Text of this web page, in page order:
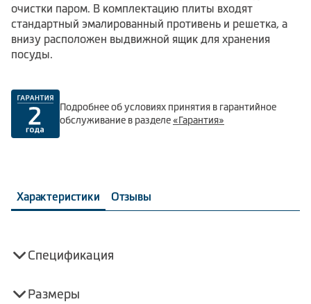
очистки паром. В комплектацию плиты входят
стандартный эмалированный противень и решетка, а
внизу расположен выдвижной ящик для хранения
посуды.
Подробнее об условиях принятия в гарантийное
обслуживание в разделе«Гарантия»
Характеристики Отзывы
Спецификация
Размеры